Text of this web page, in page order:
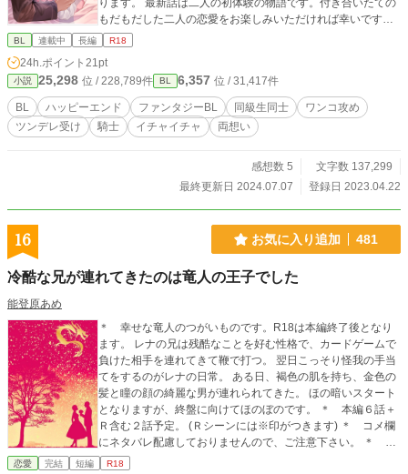
ります。 最新話は二人の初体験の物語です。付き合いたての
もだもだした二人の恋愛をお楽しみいただければ幸いです。
中世ヨーロッパ風の世界観ですがあくまで「風」なので細か
な部分もあると思いますが、もしちょっとでもいいなと思っ
たら、いいね、ブクマ、ご感想をいただけると死ぬほどうれ
しいです…！これからの創作の活力にもなりますので何卒宜
しくお願い致します！ 表紙イラスト：おり様（@ori_e_kak
u） ※注※ 結婚事情の6話目の結婚式のシーンと結婚初夜のシ
ストからインスピレーションを受けて書かせていただきまし
た！（鮭様より掲載許可はいただいております） 鮭様、素晴
バス♂）の連載を始めましたので、よろしければこちらも読
んでみていただけると嬉しいです！よろしくお願い致します
28 pixivにも重複投稿しております https://www.pixiv.net/use
BL 連載中 長編 R18
24h.ポイント 21pt
小説 25,298 位 / 228,789件 BL 6,357 位 / 31,417件
BL ハッピーエンド ファンタジーBL 同級生同士
ワンコ攻め
ツンデレ受け
騎士 イチャイチャ 両想い
感想数 5
文字数 137,299
最終更新日 2024.07.07
登録日 2023.04.22
16 お気に入り追加 481
冷酷な兄が連れてきたのは竜人の王子でした
能登原あめ
＊ 幸せな竜人のつがいものです。R18は本編終了後となり
ます。 レナの兄は残酷なことを好む性格で、カードゲームで
負けた相手を連れてきて鞭で打つ。 翌日こっそり怪我の手当
てをするのがレナの日常。 ある日、褐色の肌を持ち、金色の
髪と瞳の顔の綺麗な男が連れられてきた。 ほの暗いスタート
となりますが、終盤に向けてほのぼのです。 ＊ 本編６話＋
Ｒ含む２話予定。 (Ｒシーンには※印がつきます) ＊ コメ欄
にネタバレ配慮しておりませんので、ご注意下さい。 ＊ Ca
nvaさまで作成した画像を使用しております。
恋愛 完結 短編 R18